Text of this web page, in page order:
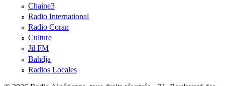
Chaine3
Radio International
Radio Coran
Culture
Jil FM
Bahdja
Radios Locales